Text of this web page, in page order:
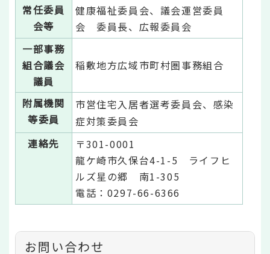
常任委員
会等
健康福祉委員会、議会運営委員
会 委員長、広報委員会
一部事務
組合議会
議員
稲敷地方広域市町村圏事務組合
附属機関
等委員
市営住宅入居者選考委員会、感染
症対策委員会
連絡先
〒301-0001
龍ケ崎市久保台4-1-5 ライフヒ
ルズ星の郷 南1-305
電話：0297-66-6366
お問い合わせ